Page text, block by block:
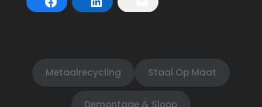
Metaalrecycling Staal Op Maat